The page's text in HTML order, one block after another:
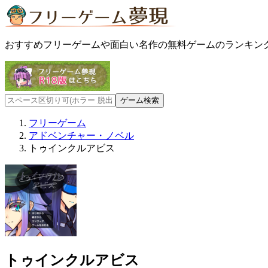
おすすめフリーゲームや面白い名作の無料ゲームのランキン
フリーゲーム
アドベンチャー・ノベル
トゥインクルアビス
トゥインクルアビス